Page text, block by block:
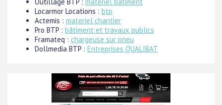
Locarmor Locations : btp
Actemis : materiel chantier
Pro BTP : bâtiment et travaux publics
Framateq : chargeuse sur pneu
Dollmedia BTP : Entreprises QUALIBAT